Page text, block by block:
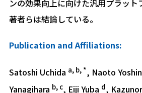
ンの効果向上に向けた汎用プラット
著者らは結論している。
Publication and Affiliations:
Satoshi Uchida a, b, *, Naoto
Yanagihara b, c, Eiji Yuba d,